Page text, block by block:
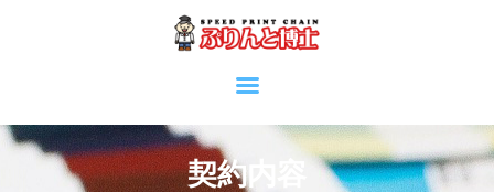
契約内容